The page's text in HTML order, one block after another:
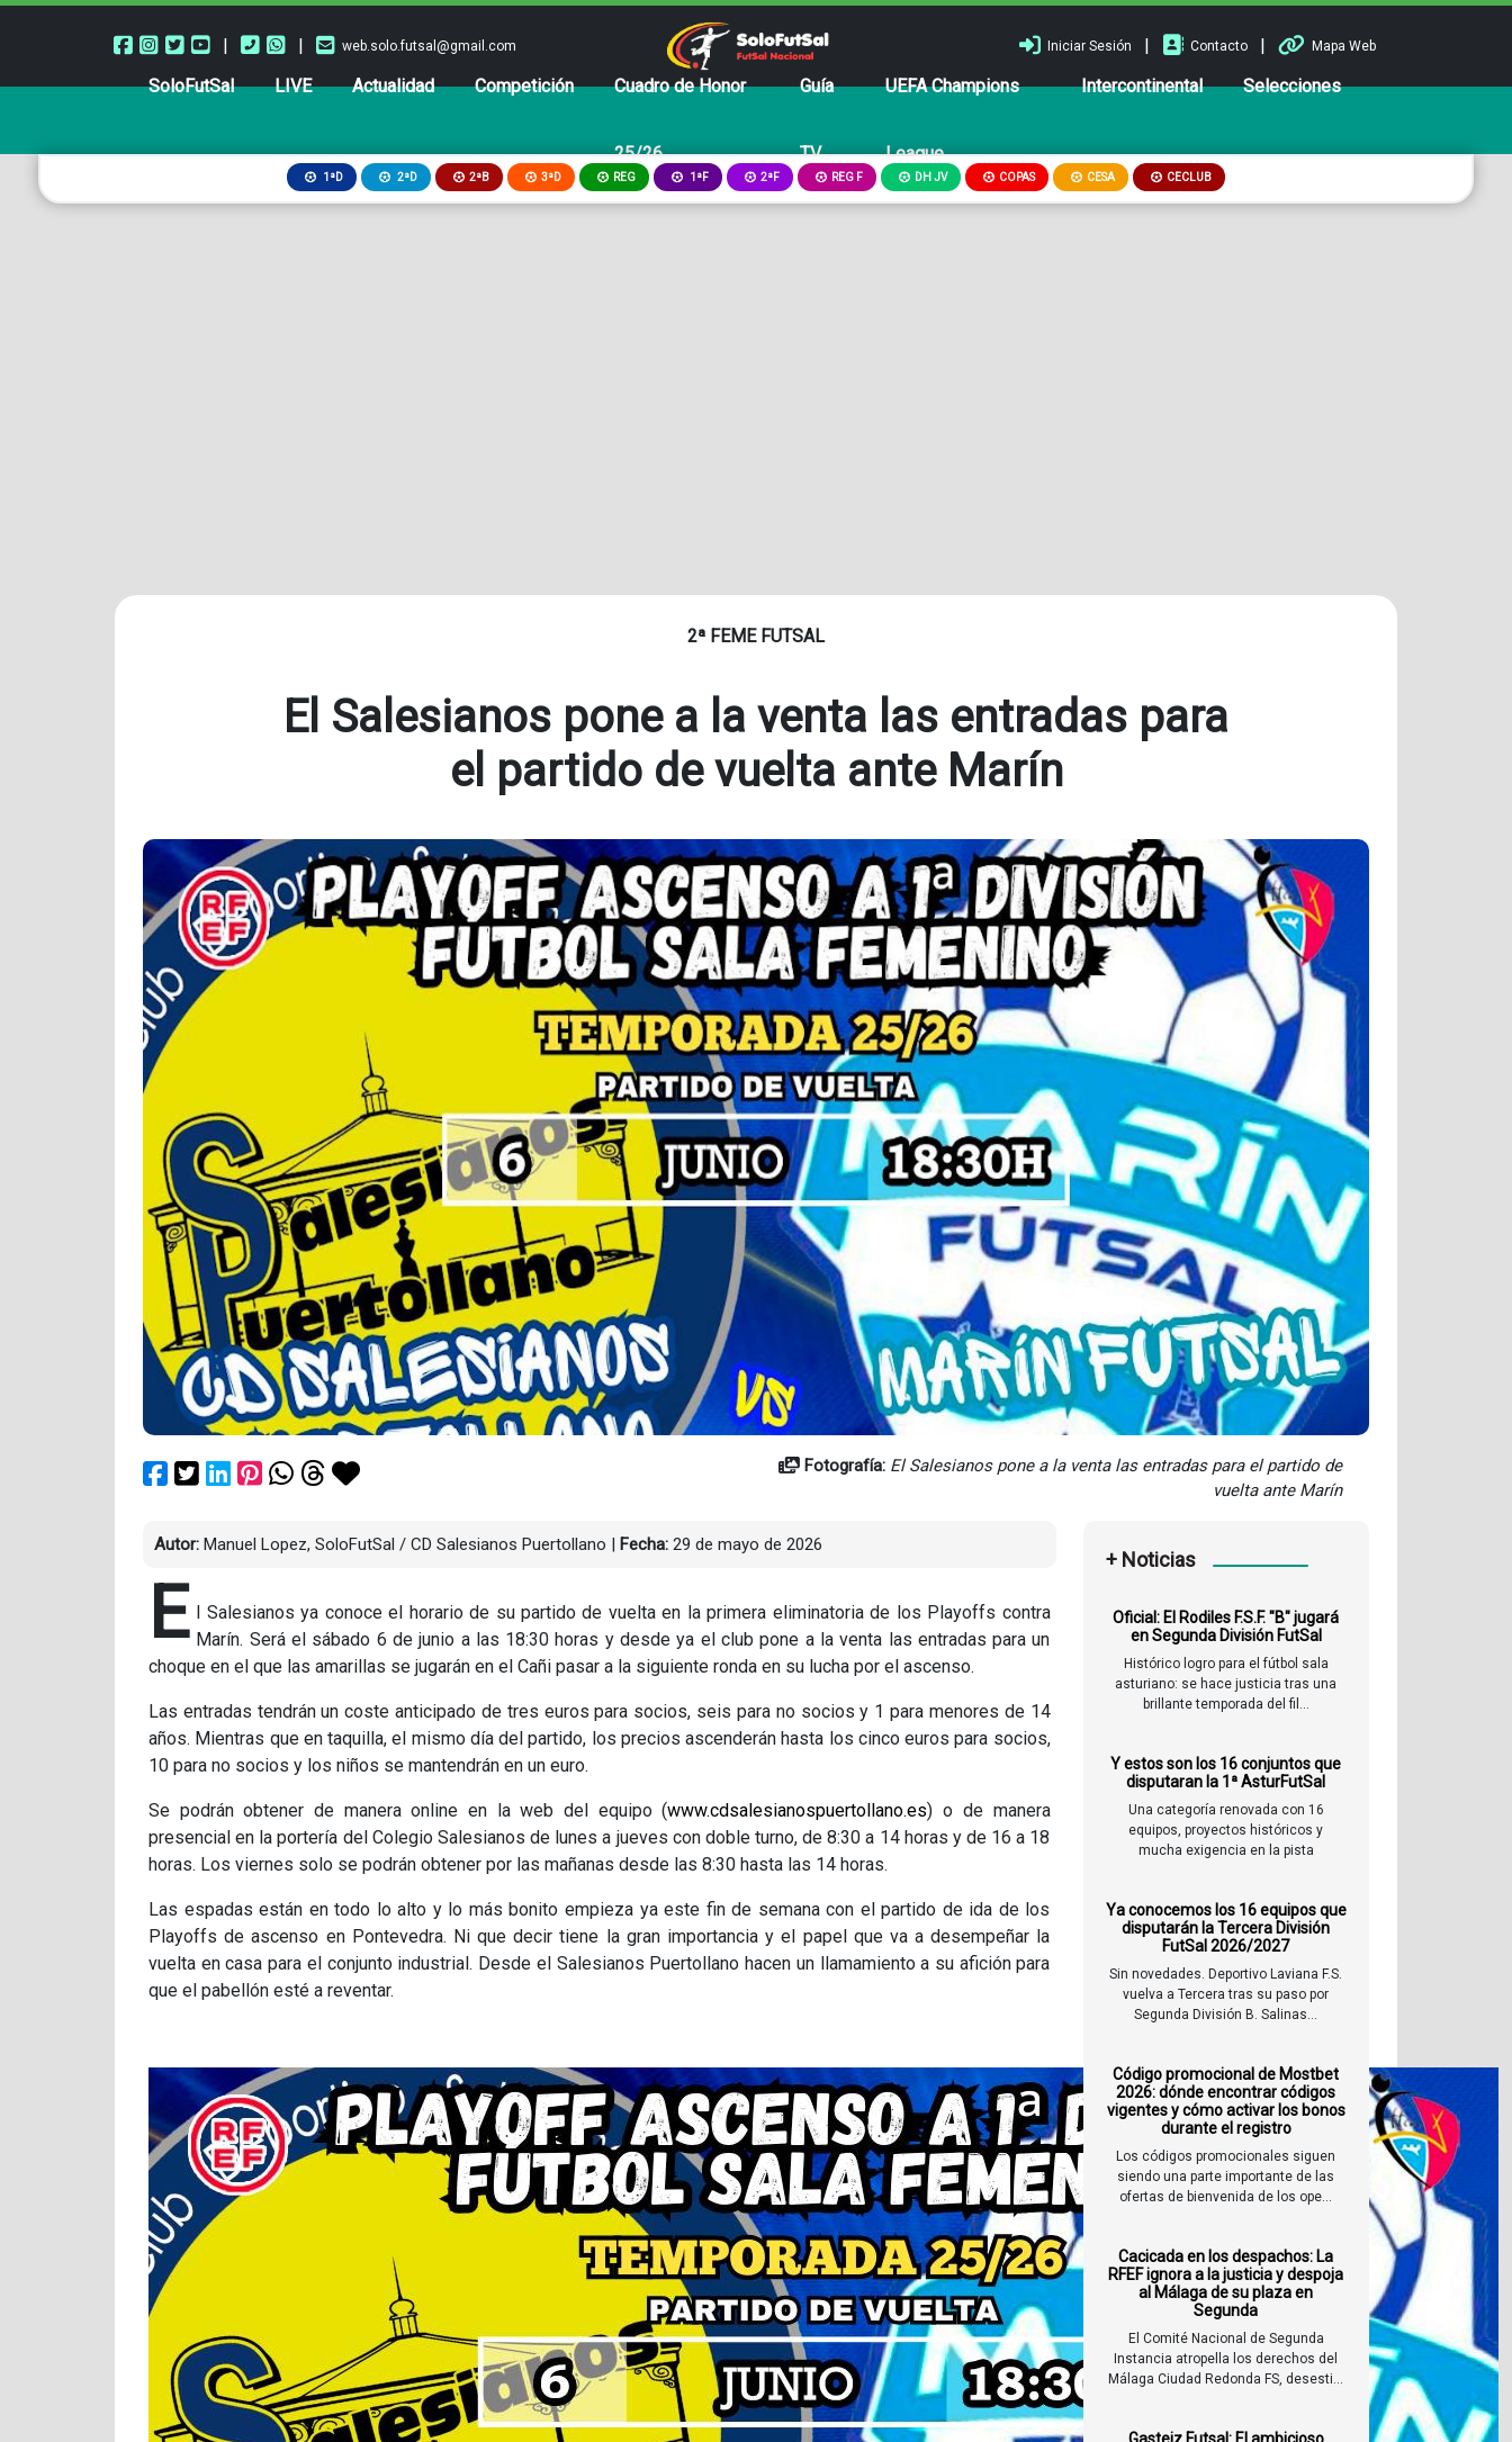
| | web.solo.futsal@gmail.com Iniciar Sesión | Contacto | Mapa Web
SoloFutSal LIVE Actualidad Competición Cuadro de Honor
25/26
Guía
TV
UEFA Champions
League
Intercontinental Selecciones
1ªD 2ªD 2ªB 3ªD REG 1ªF 2ªF REG F DH JV COPAS CESA CECLUB
2ª FEME FUTSAL
El Salesianos pone a la venta las entradas para
el partido de vuelta ante Marín
Fotografía: El Salesianos pone a la venta las entradas para el partido de
vuelta ante Marín
Autor: Manuel Lopez, SoloFutSal / CD Salesianos Puertollano Fecha: 29 de mayo de 2026
E
l Salesianos ya conoce el horario de su partido de vuelta en la primera eliminatoria de los Playoffs contra
Marín. Será el sábado 6 de junio a las 18:30 horas y desde ya el club pone a la venta las entradas para un
choque en el que las amarillas se jugarán en el Cañi pasar a la siguiente ronda en su lucha por el ascenso.
Las entradas tendrán un coste anticipado de tres euros para socios, seis para no socios y 1 para menores de 14
años. Mientras que en taquilla, el mismo día del partido, los precios ascenderán hasta los cinco euros para socios,
10 para no socios y los niños se mantendrán en un euro.
Se podrán obtener de manera online en la web del equipo (www.cdsalesianospuertollano.es) o de manera
presencial en la portería del Colegio Salesianos de lunes a jueves con doble turno, de 8:30 a 14 horas y de 16 a 18
horas. Los viernes solo se podrán obtener por las mañanas desde las 8:30 hasta las 14 horas.
Las espadas están en todo lo alto y lo más bonito empieza ya este fin de semana con el partido de ida de los
Playoffs de ascenso en Pontevedra. Ni que decir tiene la gran importancia y el papel que va a desempeñar la
vuelta en casa para el conjunto industrial. Desde el Salesianos Puertollano hacen un llamamiento a su afición para
que el pabellón esté a reventar.
+ Noticias
Oficial: El Rodiles F.S.F. "B" jugará
en Segunda División FutSal
Histórico logro para el fútbol sala
asturiano: se hace justicia tras una
brillante temporada del fil...
Y estos son los 16 conjuntos que
disputaran la 1ª AsturFutSal
Una categoría renovada con 16
equipos, proyectos históricos y
mucha exigencia en la pista
Ya conocemos los 16 equipos que
disputarán la Tercera División
FutSal 2026/2027
Sin novedades. Deportivo Laviana F.S.
vuelva a Tercera tras su paso por
Segunda División B. Salinas...
Código promocional de Mostbet
2026: dónde encontrar códigos
vigentes y cómo activar los bonos
durante el registro
Los códigos promocionales siguen
siendo una parte importante de las
ofertas de bienvenida de los ope...
Cacicada en los despachos: La
RFEF ignora a la justicia y despoja
al Málaga de su plaza en
Segunda
El Comité Nacional de Segunda
Instancia atropella los derechos del
Málaga Ciudad Redonda FS, desesti...